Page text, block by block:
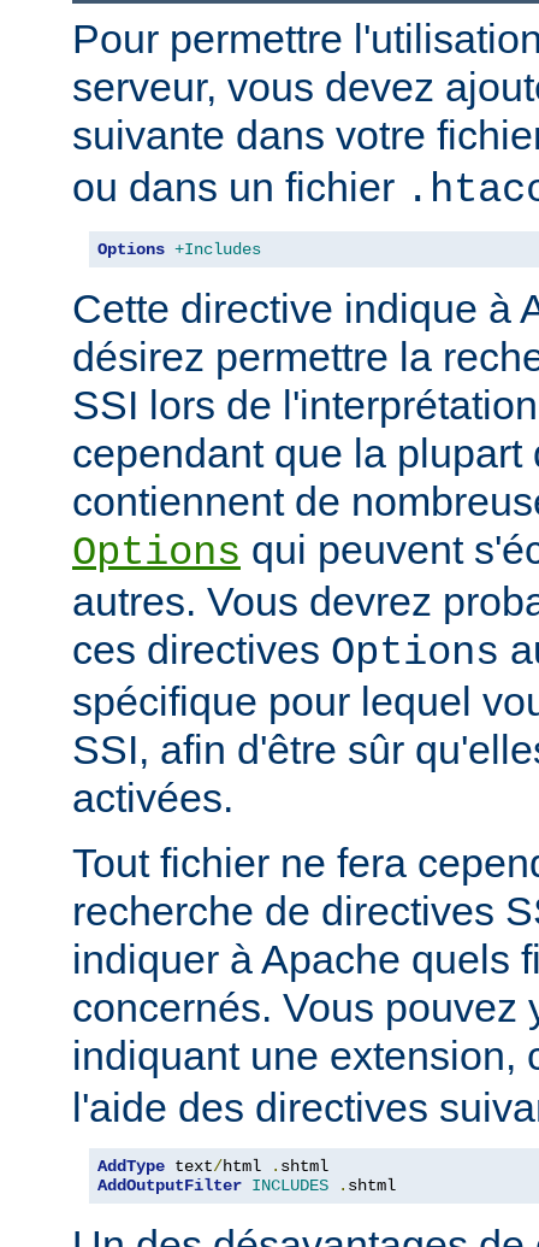
Pour permettre
serveur, vous devez
suivante dans votre
ou dans un fichier
Options +Includes
Cette directive indique à
désirez permettre la
SSI lors de
cependant que la
contiennent de
Options qui peuvent
autres. Vous devrez
ces directives Options
spécifique pour lequel
SSI, afin d'être sûr
activées.
Tout fichier ne fera
recherche de directives
indiquer à Apache quels
concernés. Vous pouvez
indiquant une extension,
l'aide des directives
AddType text/html .
AddOutputFilter INCLUDES . shtml